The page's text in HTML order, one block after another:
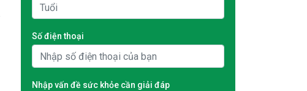
Số điện thoại
Nhập vấn đề sức khỏe cần giải đáp